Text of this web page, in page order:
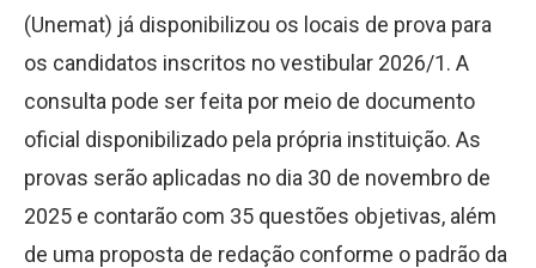
(Unemat) já disponibilizou os locais de prova para
os candidatos inscritos no vestibular 2026/1. A
consulta pode ser feita por meio de documento
oficial disponibilizado pela própria instituição. As
provas serão aplicadas no dia 30 de novembro de
2025 e contarão com 35 questões objetivas, além
de uma proposta de redação conforme o padrão da